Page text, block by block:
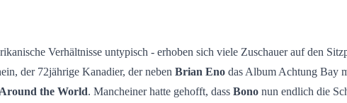
Verhältnisse untypisch - erhoben sich viele Zuschauer auf den
der 72jährige Kanadier, der neben Brian Eno das Album Achtung Bay
Around the World. Mancheiner hatte gehofft, dass Bono nun endlich die